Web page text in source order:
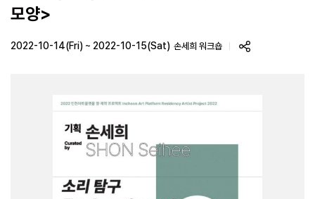
모양>
2022-10-14(Fri) ~ 2022-10-15(Sat) 손세희 워크숍